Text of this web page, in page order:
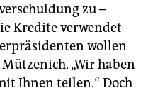
zu –
Kredite verwendet
wollen
„Wir haben
Ihnen teilen.“ Doch